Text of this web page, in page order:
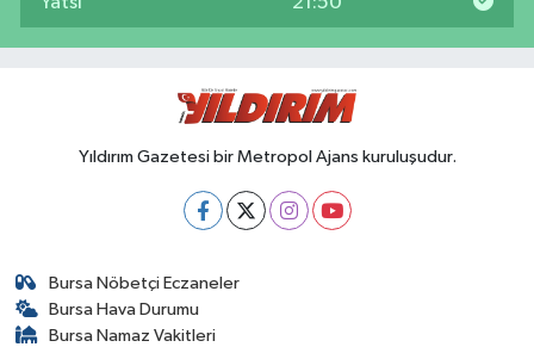
Yıldırım Gazetesi bir Metropol Ajans kuruluşudur.
Bursa Nöbetçi Eczaneler
Bursa Hava Durumu
Bursa Namaz Vakitleri